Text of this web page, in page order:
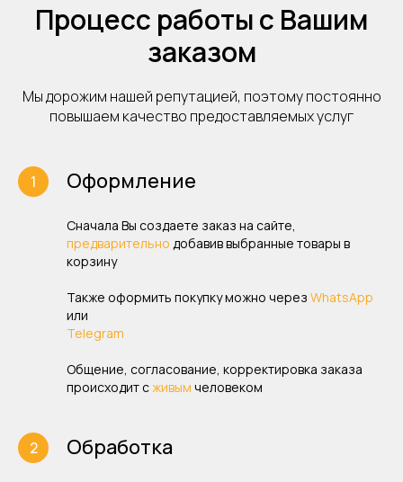
Процесс работы с Вашим
заказом
Мы дорожим нашей репутацией, поэтому постоянно
повышаем качество предоставляемых услуг
Оформление
Сначала Вы создаете заказ на сайте,
предварительно добавив выбранные товары в
корзину
Также оформить покупку можно через WhatsApp
или
Telegram
Общение, согласование, корректировка заказа
происходит сживым человеком
Обработка